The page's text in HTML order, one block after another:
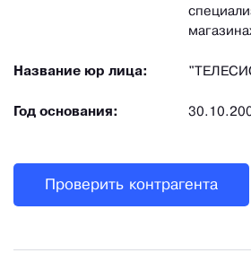
Название юр лица:
Год основания:
Проверить контрагента